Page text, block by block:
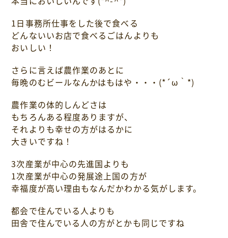
1日事務所仕事をした後で食べる
どんないいお店で食べるごはんよりも
おいしい！
さらに言えば農作業のあとに
毎晩のむビールなんかはもはや・・・(*´ω｀*)
農作業の体的しんどさは
もちろんある程度ありますが、
それよりも幸せの方がはるかに
大きいですね！
3次産業が中心の先進国よりも
1次産業が中心の発展途上国の方が
幸福度が高い理由もなんだかわかる気がします。
都会で住んでいる人よりも
田舎で住んでいる人の方がとかも同じですね